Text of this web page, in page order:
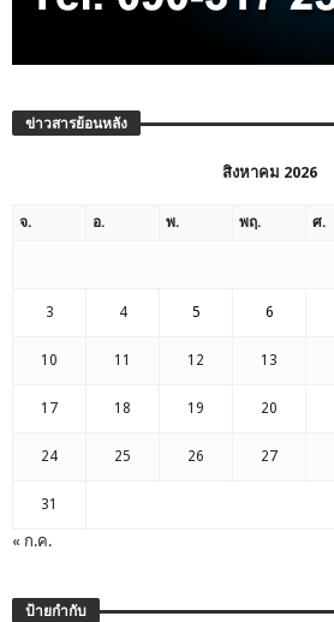
ข่าวสารย้อนหลัง
สิงหาคม 2026
จ. อ. พ. พฤ. ศ.
3 4 5 6
10 11 12 13
17 18 19 20
24 25 26 27
31
« ก.ค.
ป้ายกำกับ